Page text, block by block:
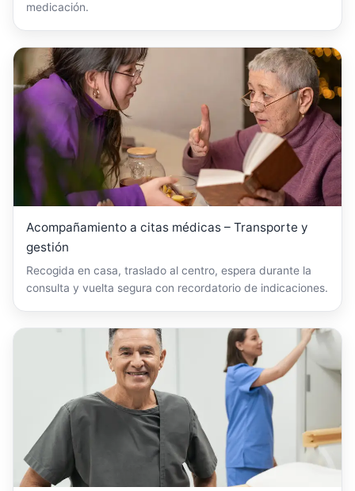
medicación.
Acompañamiento a citas médicas – Transporte y
gestión
Recogida en casa, traslado al centro, espera durante la
consulta y vuelta segura con recordatorio de indicaciones.